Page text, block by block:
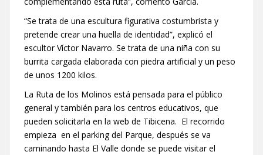
“Se trata de una escultura figurativa costumbrista y
pretende crear una huella de identidad”, explicó el
escultor Víctor Navarro. Se trata de una niña con su
burrita cargada elaborada con piedra artificial y un peso
de unos 1200 kilos.
La Ruta de los Molinos está pensada para el público
general y también para los centros educativos, que
pueden solicitarla en la web de Tibicena. El recorrido
empieza en el parking del Parque, después se va
caminando hasta El Valle donde se puede visitar el